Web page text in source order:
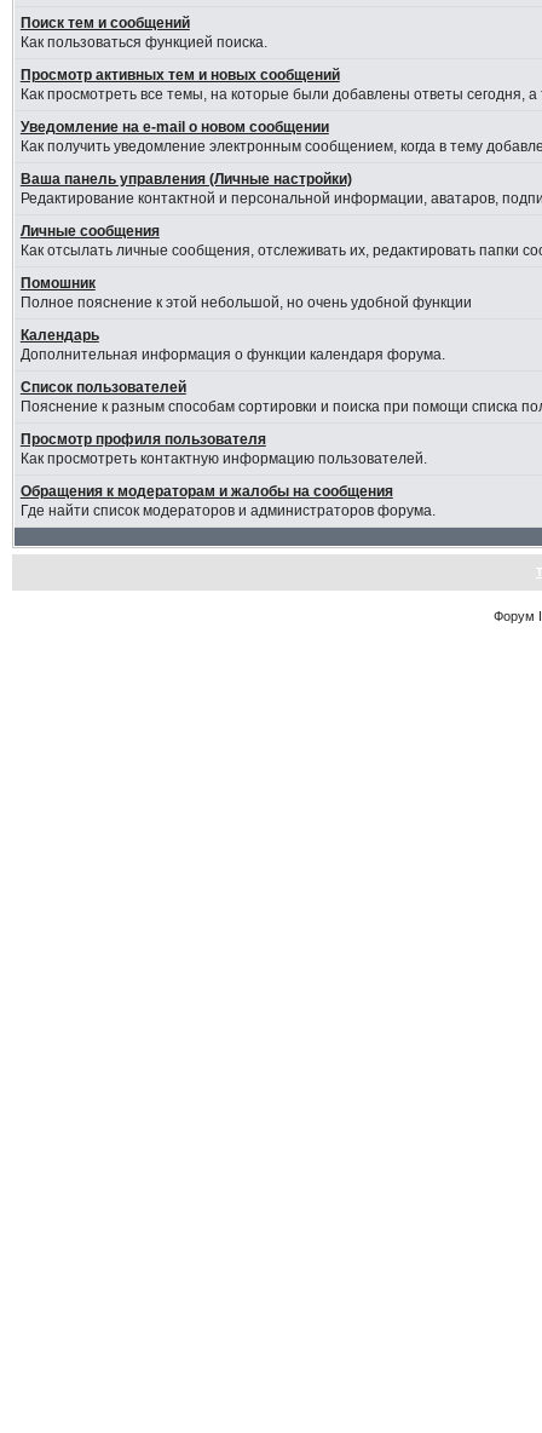
Поиск тем и сообщений
Как пользоваться функцией поиска.
Просмотр активных тем и новых сообщений
Как просмотреть все темы, на которые были добавлены ответы сегодня,
Уведомление на е-mail о новом сообщении
Как получить уведомление электронным сообщением, когда в тему
Ваша панель управления (Личные настройки)
Редактирование контактной и персональной информации, аватаров,
Личные сообщения
Как отсылать личные сообщения, отслеживать их, редактировать папки
Помошник
Полное пояснение к этой небольшой, но очень удобной функции
Календарь
Дополнительная информация о функции календаря форума.
Список пользователей
Пояснение к разным способам сортировки и поиска при помощи списка
Просмотр профиля пользователя
Как просмотреть контактную информацию пользователей.
Обращения к модераторам и жалобы на сообщения
Где найти список модераторов и администраторов форума.
Форум